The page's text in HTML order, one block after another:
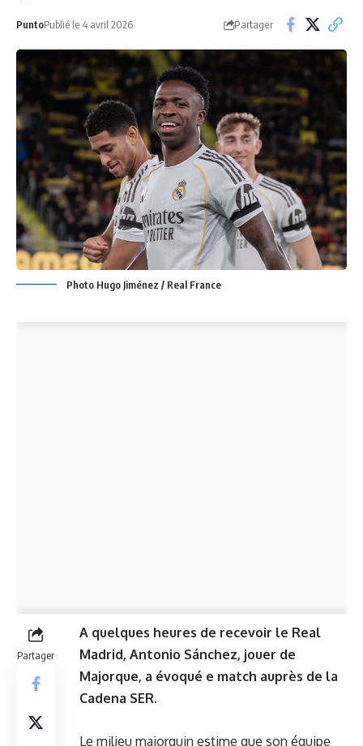
PuntoPublié le 4 avril 2026 Partager
Photo Hugo Jiménez / Real France
Partager
A quelques heures de recevoir le Real
Madrid, Antonio Sánchez, jouer de
Majorque, a évoqué e match auprès de la
Cadena SER.
Le milieu majorquin estime que son équipe